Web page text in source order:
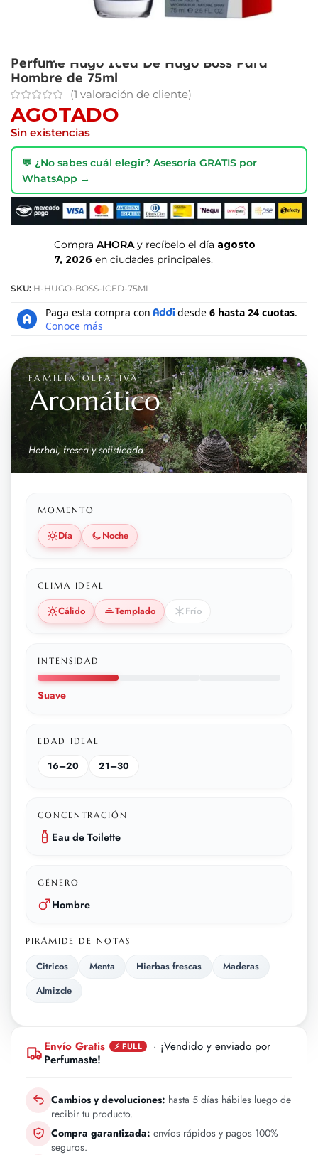
Perfume Hugo Iced De Hugo Boss Para
Hombre de 75ml
(1 valoración de cliente)
AGOTADO
Sin existencias
💬 ¿No sabes cuál elegir? Asesoría GRATIS por
WhatsApp →
Compra AHORA y recíbelo el día agosto
7, 2026 en ciudades principales.
SKU: H-HUGO-BOSS-ICED-75ML
FAMILIA OLFATIVA
Aromático
Herbal, fresca y sofisticada
MOMENTO
Día Noche
CLIMA IDEAL
Cálido Templado Frío
INTENSIDAD
Suave
EDAD IDEAL
16–20 21–30
CONCENTRACIÓN
Eau de Toilette
GÉNERO
Hombre
PIRÁMIDE DE NOTAS
Citricos Menta Hierbas frescas
Maderas
Almizcle
Envío Gratis ⚡ FULL
· ¡Vendido y enviado por
Perfumaste!
Cambios y devoluciones: hasta 5 días hábiles luego de
recibir tu producto.
Compra garantizada: envíos rápidos y pagos 100%
seguros.